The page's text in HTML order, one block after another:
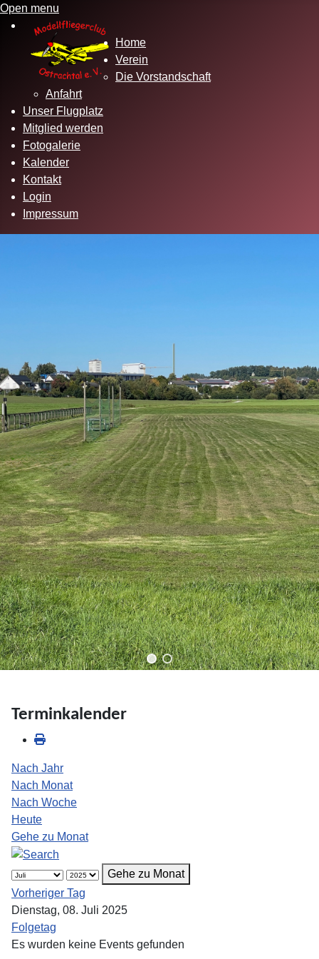
Open menu
Home
Verein
Die Vorstandschaft
Anfahrt
Unser Flugplatz
Mitglied werden
Fotogalerie
Kalender
Kontakt
Login
Impressum
Terminkalender
Nach Jahr
Nach Monat
Nach Woche
Heute
Gehe zu Monat
Gehe zu Monat
Vorheriger Tag
Dienstag, 08. Juli 2025
Folgetag
Es wurden keine Events gefunden